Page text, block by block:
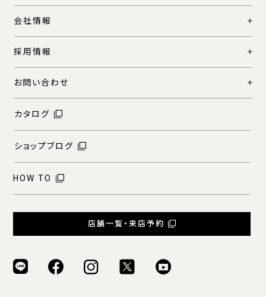
会社情報
採用情報
お問い合わせ
カタログ
ショップブログ
HOW TO
店舗一覧・来店予約